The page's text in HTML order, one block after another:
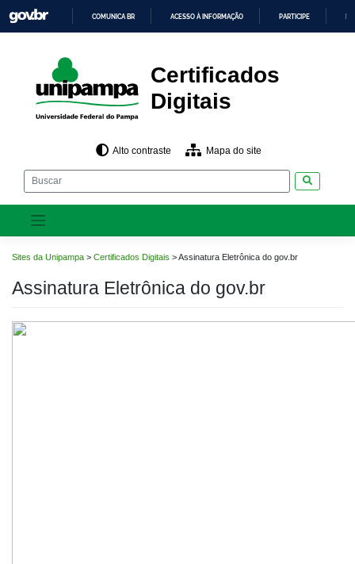
para
o
CONTEÚDO
COMUNICA BR ACESSO À INFORMAÇÃO PARTICIPE
Certificados
Digitais
Alto contraste Mapa do site
Sites da Unipampa > Certificados Digitais >Assinatura Eletrônica do gov.br
Assinatura Eletrônica do gov.br